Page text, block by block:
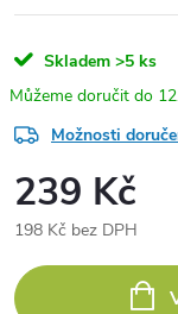
Skladem >5 ks
Možnosti
239 Kč
198 Kč bez DPH
cena: